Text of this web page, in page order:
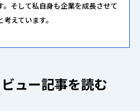
。そして私自身も企業を成長させて
えています。
ビュー記事を読む